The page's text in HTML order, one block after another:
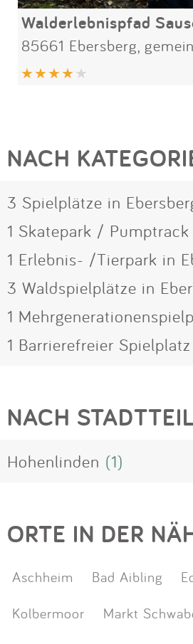
Walderlebnispfad
NACH
3 Spielplätze in
1 Skatepark /
1 Erlebnis- /Tierpark in
3 Waldspielplätze in
1
1 Barrierefreier
NACH
Hohenlinden (1)
ORTE IN DER
Aschheim Bad Aibling
Kolbermoor
Markt